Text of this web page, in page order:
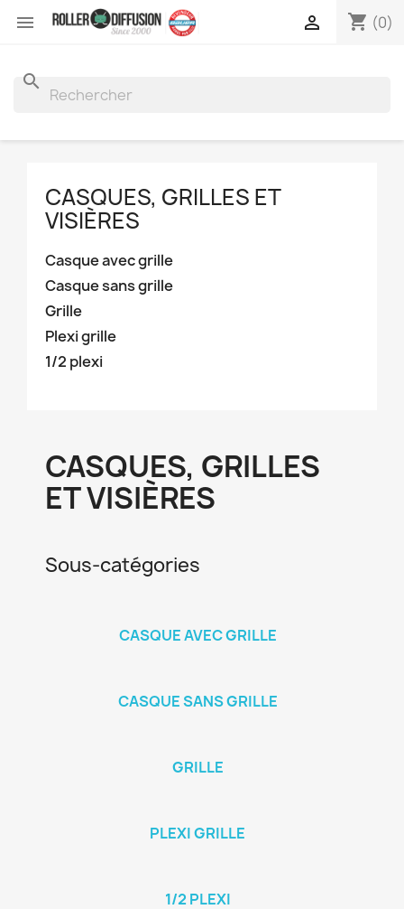
 shopping_cart (0)

search
CASQUES, GRILLES ET
VISIÈRES
Casque avec grille
Casque sans grille
Grille
Plexi grille
1/2 plexi
CASQUES, GRILLES
ET VISIÈRES
Sous-catégories
CASQUE AVEC GRILLE
CASQUE SANS GRILLE
GRILLE
PLEXI GRILLE
1/2 PLEXI